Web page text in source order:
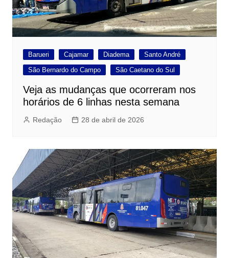
Barueri Cajamar Diadema
Santo André
São Bernardo do Campo
São Caetano do Sul
Veja as mudanças que ocorreram nos
horários de 6 linhas nesta semana
Redação 28 de abril de 2026